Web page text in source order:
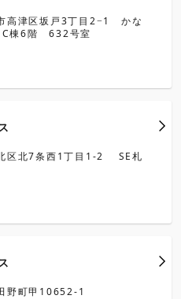
津区坂戸3丁目2−1 かな
C棟6階 632号室
区北7条西1丁目1-2 SE札
野町甲10652-1